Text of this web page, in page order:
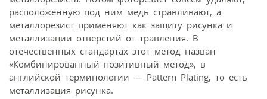
расположенную под ним медь стравливают, а
металлорезист применяют как защиту рисунка и
металлизации отверстий от травления. В
отечественных стандартах этот метод назван
«Комбинированный позитивный метод», в
английской терминологии — Pattern Plating, то есть
металлизация рисунка.